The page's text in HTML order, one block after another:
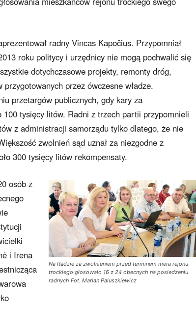
radny Vincas Kapočius. Przypomniał
roku politycy i urzędnicy nie mogą pochwalić się
dotychczasowe projekty, remonty dróg,
przez ówczesne władze.
przetargów publicznych, gdy kary za
100 tysięcy litów. Radni z trzech partii przypomnieli
z administracji samorządu tylko dlatego, że nie
zwolnień sąd uznał za niezgodne z
300 tysięcy litów rekompensaty.
Na Radzie za zwolnieniem przed terminem mera rejonu
trockiego głosowało 16 z 24 obecnych na posiedzeniu
radnych Fot. Marian Paluszkiewicz
osób z
i Irena